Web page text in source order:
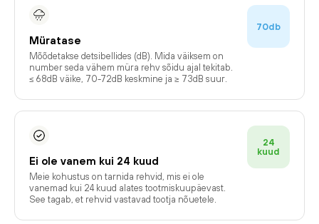
Müratase
Mõõdetakse detsibellides (dB). Mida väiksem on
number seda vähem müra rehv sõidu ajal tekitab.
≤ 68dB väike, 70-72dB keskmine ja ≥ 73dB suur.
70db
Ei ole vanem kui 24 kuud
Meie kohustus on tarnida rehvid, mis ei ole
vanemad kui 24 kuud alates tootmiskuupäevast.
See tagab, et rehvid vastavad tootja nõuetele.
24
kuud